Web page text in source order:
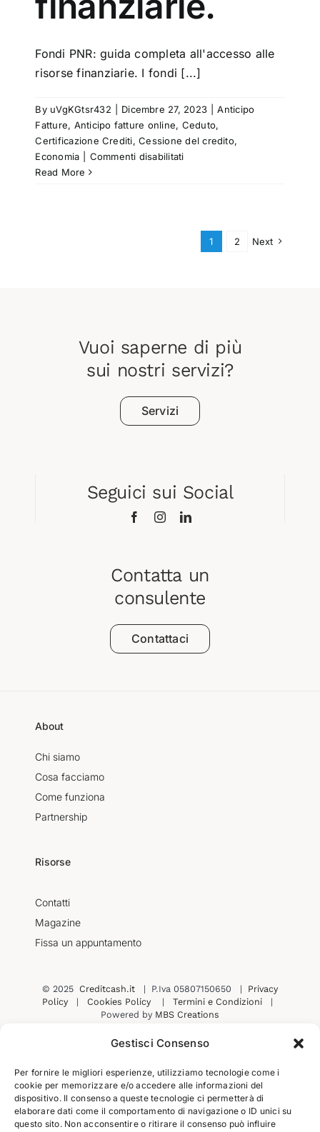
Gestisci Consenso
Per fornire le migliori esperienze, utilizziamo tecnologie come i
cookie per memorizzare e/o accedere alle informazioni del
dispositivo. Il consenso a queste tecnologie ci permetterà di
elaborare dati come il comportamento di navigazione o ID unici su
questo sito. Non acconsentire o ritirare il consenso può influire
Fondi PNR: guida completa all'accesso alle
risorse finanziarie. I fondi [...]
By uVgKGtsr432 Dicembre 27, 2023
Anticipo
Fatture, Anticipo fatture online, Ceduto,
Certificazione Crediti,Cessione del credito,
Economia
Commenti disabilitatisu
all’accesso
Read More
1 2 Next
Vuoi saperne di più
sui nostri servizi?
Servizi
Seguici sui Social
Contatta un
consulente
Contattaci
About
Chi siamo
Cosa facciamo
Come funziona
Partnership
Risorse
Contatti
Magazine
Fissa un appuntamento
© 2025 Creditcash.it | P.Iva 05807150650 | Privacy
Policy| Cookies Policy| Termini e Condizioni|
Powered by MBS Creations
Contatti Prenota una consulenza
Iscriviti alla nostra newsletter